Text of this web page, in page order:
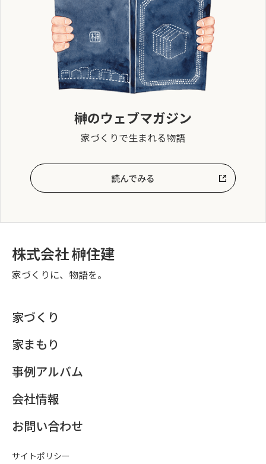
榊のウェブマガジン
家づくりで生まれる物語
読んでみる
株式会社 榊住建
家づくりに、物語を。
家づくり
家まもり
事例アルバム
会社情報
お問い合わせ
サイトポリシー